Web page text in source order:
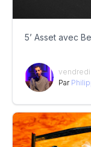
5’ Asset avec
vendredi
Par